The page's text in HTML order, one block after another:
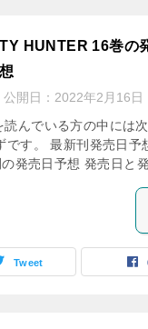
HUNTER 16巻の
公開日： 2022年2月16日
んでいる方の中には
です。 最新刊発売日
発売日予想 発売日と
Tweet